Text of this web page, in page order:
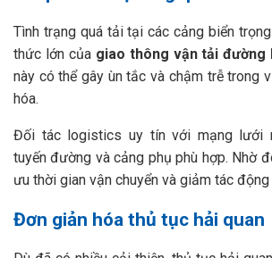
Tình trạng quá tải tại các cảng biển
thức lớn của giao thông vận tải đường
này có thể gây ùn tắc và chậm trễ trong
hóa.
Đối tác logistics uy tín với mạng lưới
tuyến đường và cảng phụ phù hợp. Nhờ
ưu thời gian vận chuyển và giảm tác
Đơn giản hóa thủ tục hải quan